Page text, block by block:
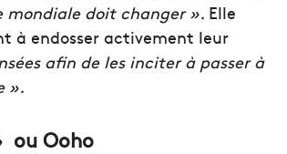
mondiale doit changer ». Elle
à endosser activement leur
afin de les inciter à passer à
».
ou Ooho